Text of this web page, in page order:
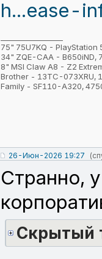
h...ease-
75" 75U7KQ - PlayStation
34" ZQE-CAA - B650iND,
8" MSI Claw A8 - Z2
Brother - 13TC-073XRU,
Family - SF110-A320,
26-Июн-2026 19:27
Странно,
Cкрытый